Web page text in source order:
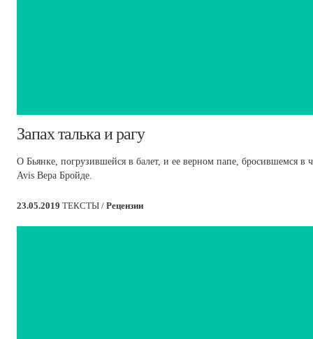
​Запах талька и рагу
О Бьянке, погрузившейся в балет, и ее верном папе, бросившемся в
Avis Вера Бройде.
23.05.2019 ТЕКСТЫ / Рецензии